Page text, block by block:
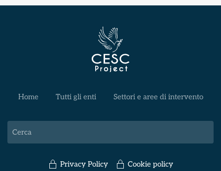
Home Tutti gli enti Settori e aree di intervento
Privacy Policy Cookie policy